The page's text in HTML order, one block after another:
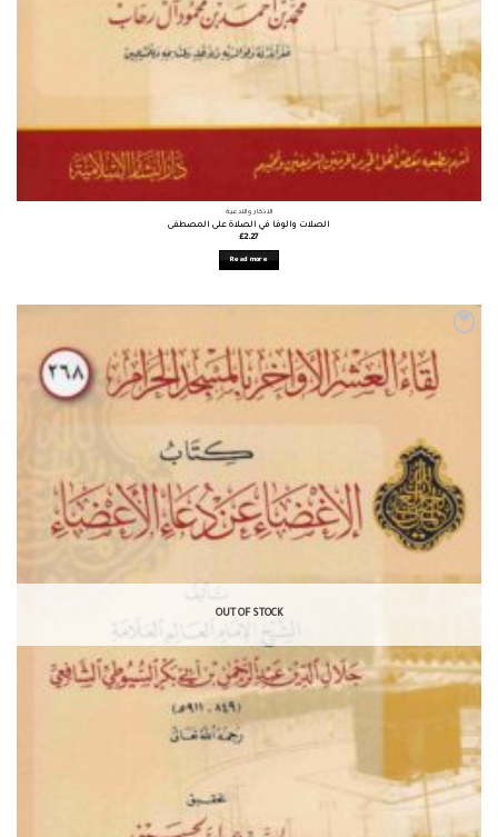
الأذكار والأدعية
الصلات والوفا في الصلاة على المصطفى
£2.27
Read more
OUT OF STOCK